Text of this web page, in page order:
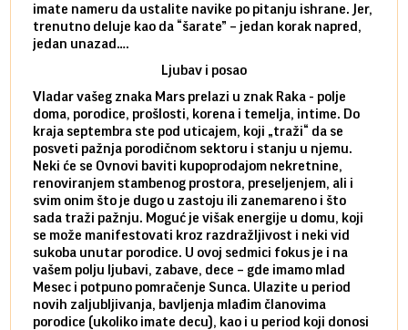
imate nameru da ustalite navike po pitanju ishrane. Jer,
trenutno deluje kao da “šarate” – jedan korak napred,
jedan unazad….
Ljubav i posao
Vladar vašeg znaka Mars prelazi u znak Raka - polje
doma, porodice, prošlosti, korena i temelja, intime. Do
kraja septembra ste pod uticajem, koji „traži“ da se
posveti pažnja porodičnom sektoru i stanju u njemu.
Neki će se Ovnovi baviti kupoprodajom nekretnine,
renoviranjem stambenog prostora, preseljenjem, ali i
svim onim što je dugo u zastoju ili zanemareno i što
sada traži pažnju. Moguć je višak energije u domu, koji
se može manifestovati kroz razdražljivost i neki vid
sukoba unutar porodice. U ovoj sedmici fokus je i na
vašem polju ljubavi, zabave, dece – gde imamo mlad
Mesec i potpuno pomračenje Sunca. Ulazite u period
novih zaljubljivanja, bavljenja mlađim članovima
porodice (ukoliko imate decu), kao i u period koji donosi